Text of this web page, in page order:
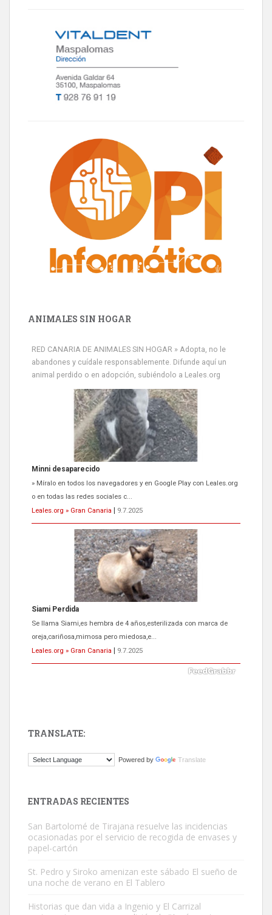
ANIMALES SIN HOGAR
RED CANARIA DE ANIMALES SIN HOGAR » Adopta, no le
abandones y cuídale responsablemente. Difunde aquí un
animal perdido o en adopción, subiéndolo a Leales.org
Siami Perdida
Se llama Siami,es hembra de 4 años,esterilizada con marca de
oreja,cariñosa,mimosa pero miedosa,e...
Leales.org » Gran Canaria
9.7.2025
ADOPCIÓN URGENTE GATA TEROR GRAN CANARIA
El ayuntamiento se va a llevar a Los Gatos callejeros de la zona los
próximos días, ella incluida...
Leales.org » Gran Canaria
9.7.2025
Este gato macho ha aparecido en la calle hace menos de un mes,
Busco adopción responsable para mi perra. Pastor alemán,
TRANSLATE:
Powered by Translate
ENTRADAS RECIENTES
San Bartolomé de Tirajana resuelve las incidencias
ocasionadas por el servicio de recogida de envases y
papel-cartón
St. Pedro y Siroko amenizan este sábado El sueño de
una noche de verano en El Tablero
Historias que dan vida a Ingenio y El Carrizal